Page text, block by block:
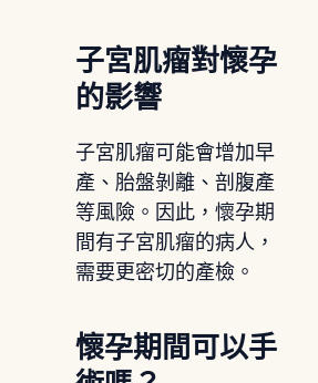
子宮肌瘤對懷孕
的影響
子宮肌瘤可能會增加早
產、胎盤剝離、剖腹產
等風險。因此，懷孕期
間有子宮肌瘤的病人，
需要更密切的產檢。
懷孕期間可以手